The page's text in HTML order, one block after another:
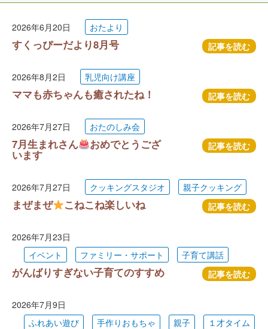
2026年6月20日 おたより
すくっぴーだより8月号 記事を読む
2026年8月2日 乳児向け講座
ママも赤ちゃんも癒されたね！ 記事を読む
2026年7月27日 おたのしみ会
7月生まれさん おめでとうござ
います
記事を読む
2026年7月27日 クッキングスタジオ 親子クッキング
まぜまぜ こねこね楽しいね 記事を読む
2026年7月23日
イベント
ファミリー・サポート 子育て講話
がんばりすぎない子育てのすすめ 記事を読む
2026年7月9日
ふれあい遊び
手作りおもちゃ 親子 １才タイム